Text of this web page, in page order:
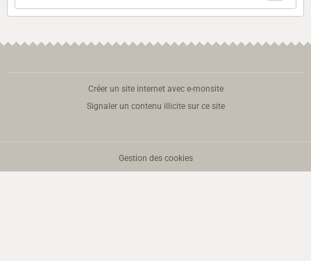
Créer un site internet avec e-monsite
Signaler un contenu illicite sur ce site
Gestion des cookies